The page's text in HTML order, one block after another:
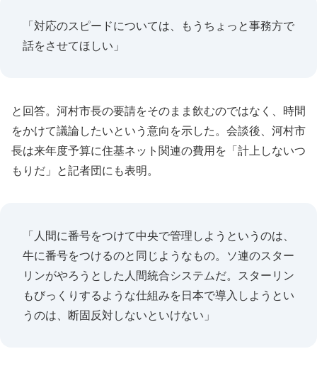
「対応のスピードについては、もうちょっと事務方で
話をさせてほしい」
と回答。河村市長の要請をそのまま飲むのではなく、時間
をかけて議論したいという意向を示した。会談後、河村市
長は来年度予算に住基ネット関連の費用を「計上しないつ
もりだ」と記者団にも表明。
「人間に番号をつけて中央で管理しようというのは、
牛に番号をつけるのと同じようなもの。ソ連のスター
リンがやろうとした人間統合システムだ。スターリン
もびっくりするような仕組みを日本で導入しようとい
うのは、断固反対しないといけない」